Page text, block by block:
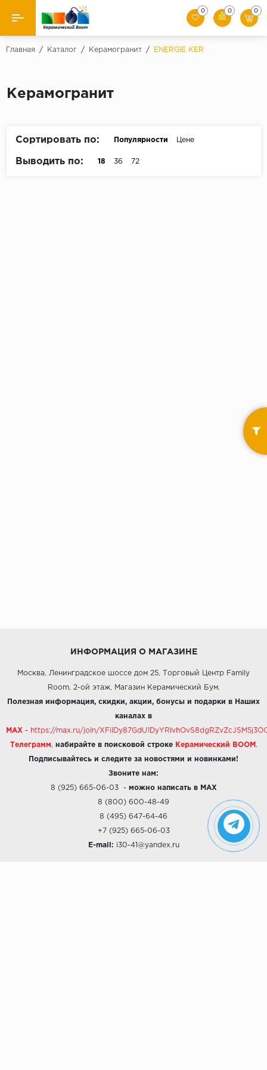
Назад
Керамическая плитка
0 0 0
Главная / Каталог / Керамогранит / ENERGIE KER
Керамогранит
Сортировать по: Популярности Цене
Выводить по: 18 36 72
ИНФОРМАЦИЯ О МАГАЗИНЕ
Москва, Ленинградское шоссе дом 25, Торговый Центр Family
Room, 2-ой этаж, Магазин Керамический Бум.
Полезная информация, скидки, акции, бонусы и подарки в Наших
каналах в
MAX - https://max.ru/join/
Телеграмм набирайте в поисковой строке Керамический BOOM .
Подписывайтесь и следите за новостями и новинками!
Звоните нам:
8 (925) 665-06-03- можно написать в MAX
8 (800) 600-48-49
8 (495) 647-64-46
+7 (925) 665-06-03
E-mail: i30-41@yandex.ru